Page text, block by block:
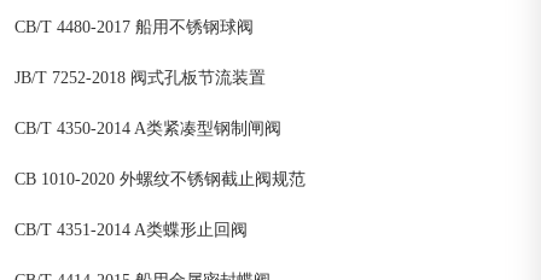
CB/T 4480-2017 船用不锈钢球阀
JB/T 7252-2018 阀式孔板节流装置
CB/T 4350-2014 A类紧凑型钢制闸阀
CB 1010-2020 外螺纹不锈钢截止阀规范
CB/T 4351-2014 A类蝶形止回阀